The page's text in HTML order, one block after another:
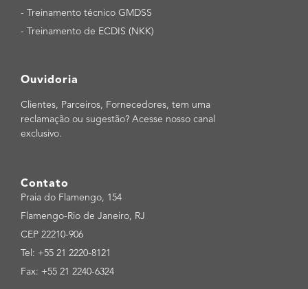
- Treinamento técnico GMDSS
- Treinamento de ECDIS (NKK)
Ouvidoria
Clientes, Parceiros, Fornecedores, tem uma
reclamação ou sugestão? Acesse nosso canal
exclusivo.
Contato
Praia do Flamengo, 154
Flamengo-Rio de Janeiro, RJ
CEP 22210-906
Tel: +55 21 2220-8121
Fax: +55 21 2240-6324